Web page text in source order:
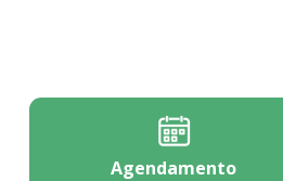
Agendamento